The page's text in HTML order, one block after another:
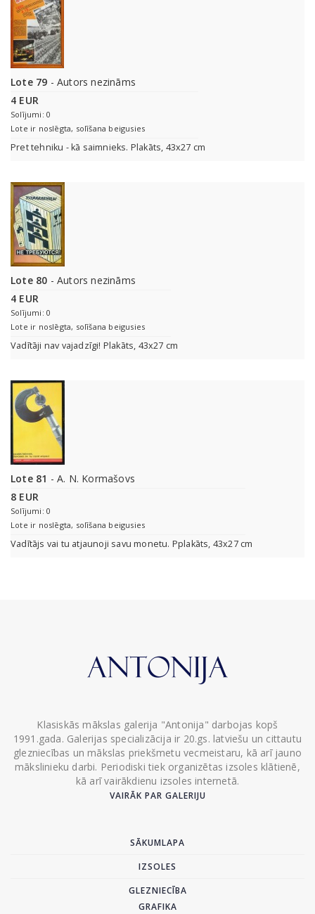
Lote 79 - Autors nezināms
4 EUR
Solījumi: 0
Lote ir noslēgta, solīšana beigusies
Pret tehniku - kā saimnieks. Plakāts, 43x27 cm
Lote 80 - Autors nezināms
4 EUR
Solījumi: 0
Lote ir noslēgta, solīšana beigusies
Vadītāji nav vajadzīgi! Plakāts, 43x27 cm
Lote 81 - A. N. Kormašovs
8 EUR
Solījumi: 0
Lote ir noslēgta, solīšana beigusies
Vadītājs vai tu atjaunoji savu monetu. Pplakāts, 43x27 cm
Klasiskās mākslas galerija "Antonija" darbojas kopš
1991.gada. Galerijas specializācija ir 20.gs. latviešu un cittautu
glezniecības un mākslas priekšmetu vecmeistaru, kā arī jauno
mākslinieku darbi. Periodiski tiek organizētas izsoles klātienē,
kā arī vairākdienu izsoles internetā.
VAIRĀK PAR GALERIJU
SĀKUMLAPA
IZSOLES
GLEZNIECĪBA
GRAFIKA